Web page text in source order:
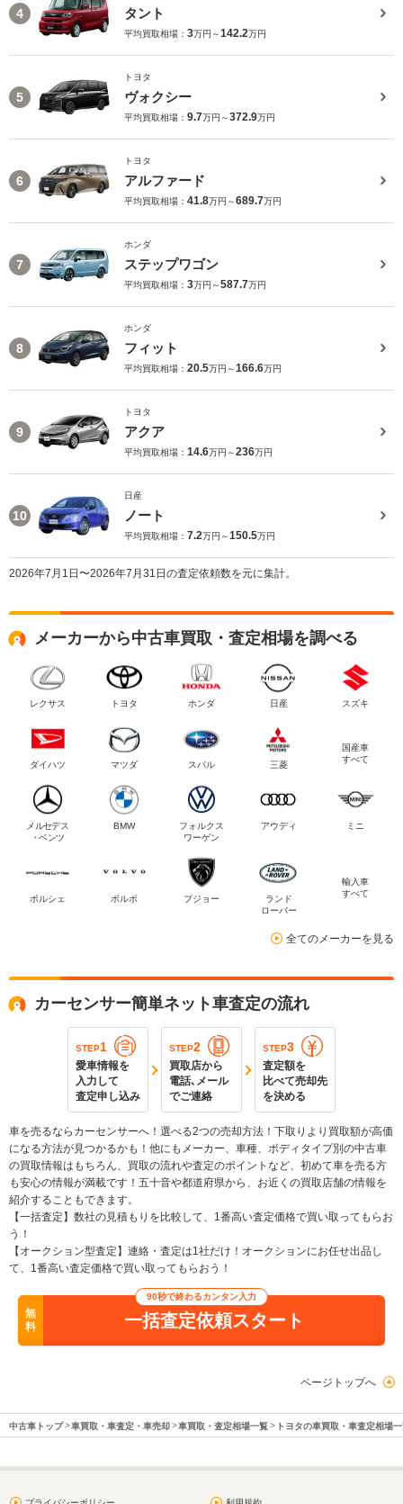
4 タント
平均買取相場： 3万円～142.2万円
5
トヨタ
ヴォクシー
平均買取相場： 9.7万円～372.9万円
6
トヨタ
アルファード
平均買取相場： 41.8万円～689.7万円
7
ホンダ
ステップワゴン
平均買取相場： 3万円～587.7万円
8
ホンダ
フィット
平均買取相場： 20.5万円～166.6万円
9
トヨタ
アクア
平均買取相場： 14.6万円～236万円
10
日産
ノート
平均買取相場： 7.2万円～150.5万円
2026年7月1日〜2026年7月31日の査定依頼数を元に集計。
メーカーから中古車買取・査定相場を調べる
レクサス トヨタ ホンダ 日産 スズキ
ダイハツ マツダ スバル 三菱
国産車
すべて
メルセデス
・ベンツ
BMW
フォルクス
ワーゲン
アウディ ミニ
ポルシェ ボルボ プジョー
ランド
ローバー
輸入車
すべて
全てのメーカーを見る
カーセンサー簡単ネット車査定の流れ
STEP1
愛車情報を
入力して
査定申し込み
STEP2
買取店から
電話､メール
でご連絡
STEP3
査定額を
比べて売却先
を決める
車を売るならカーセンサーへ！選べる2つの売却方法！下取りより買取額が高価
になる方法が見つかるかも！他にもメーカー、車種、ボディタイプ別の中古車
の買取情報はもちろん、買取の流れや査定のポイントなど、初めて車を売る方
も安心の情報が満載です！五十音や都道府県から、お近くの買取店舗の情報を
紹介することもできます。
【一括査定】数社の見積もりを比較して、1番高い査定価格で買い取ってもらお
う！
【オークション型査定】連絡・査定は1社だけ！オークションにお任せ出品し
て、1番高い査定価格で買い取ってもらおう！
無
料
90秒で終わるカンタン入力
一括査定依頼スタート
ページトップへ
中古車トップ 車買取・車査定・車売却 車買取・査定相場一覧 トヨタの車買取・車査定相場